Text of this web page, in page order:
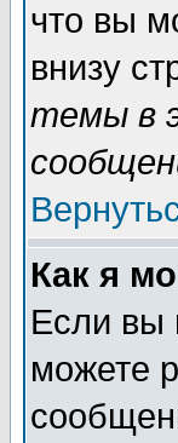
что вы
внизу
темы в
Как я
Если вы
можете